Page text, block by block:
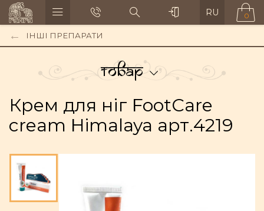
RU 0
ІНШІ ПРЕПАРАТИ
Товар
Крем для ніг FootCare
cream Himalaya арт.4219